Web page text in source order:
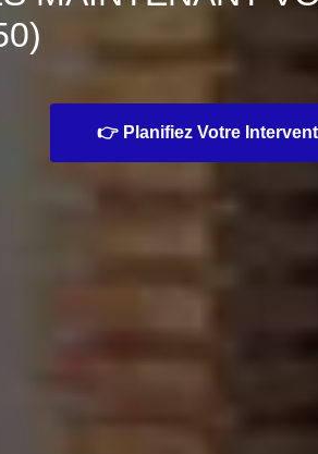
👉 Planifiez Votre